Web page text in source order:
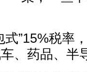
式”15%税率
、药品、半